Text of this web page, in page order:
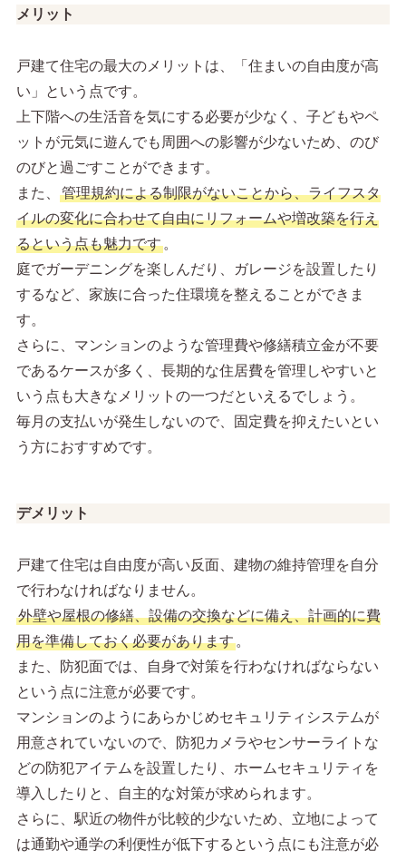
メリット
戸建て住宅の最大のメリットは、「住まいの自由度が高
い」という点です。
上下階への生活音を気にする必要が少なく、子どもやペ
ットが元気に遊んでも周囲への影響が少ないため、のび
のびと過ごすことができます。
また、
管理規約による制限がないことから、ライフスタ
イルの変化に合わせて自由にリフォームや増改築を行え
るという点も魅力です。
庭でガーデニングを楽しんだり、ガレージを設置したり
するなど、家族に合った住環境を整えることができま
す。
さらに、マンションのような管理費や修繕積立金が不要
であるケースが多く、長期的な住居費を管理しやすいと
いう点も大きなメリットの一つだといえるでしょう。
毎月の支払いが発生しないので、固定費を抑えたいとい
う方におすすめです。
デメリット
戸建て住宅は自由度が高い反面、建物の維持管理を自分
で行わなければなりません。
外壁や屋根の修繕、設備の交換などに備え、計画的に費
用を準備しておく必要があります。
また、防犯面では、自身で対策を行わなければならない
という点に注意が必要です。
マンションのようにあらかじめセキュリティシステムが
用意されていないので、防犯カメラやセンサーライトな
どの防犯アイテムを設置したり、ホームセキュリティを
導入したりと、自主的な対策が求められます。
さらに、駅近の物件が比較的少ないため、立地によって
は通勤や通学の利便性が低下するという点にも注意が必